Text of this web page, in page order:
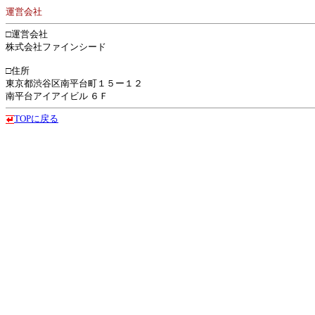
運営会社
□運営会社
株式会社ファインシード
□住所
東京都渋谷区南平台町１５ー１２
南平台アイアイビル ６Ｆ
TOPに戻る